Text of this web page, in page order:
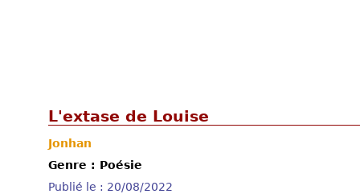
L'extase de Louise
Jonhan
Genre : Poésie
Publié le : 20/08/2022